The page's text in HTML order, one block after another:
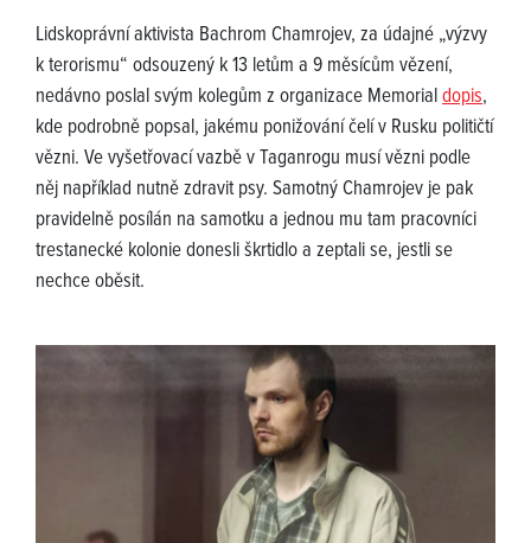
Lidskoprávní aktivista Bachrom Chamrojev, za údajné „výzvy
k terorismu“ odsouzený k 13 letům a 9 měsícům vězení,
nedávno poslal svým kolegům z organizace Memorialdopis,
kde podrobně popsal, jakému ponižování čelí v Rusku političtí
vězni. Ve vyšetřovací vazbě v Taganrogu musí vězni podle
něj například nutně zdravit psy. Samotný Chamrojev je pak
pravidelně posílán na samotku a jednou mu tam pracovníci
trestanecké kolonie donesli škrtidlo a zeptali se, jestli se
nechce oběsit.